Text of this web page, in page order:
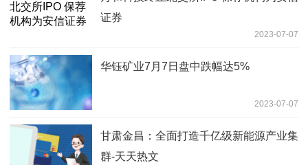
证券
2023-07-07
华钰矿业7月7日盘中跌幅达5%
2023-07-07
甘肃金昌：全面打造千亿级新能源产业集
群-天天热文